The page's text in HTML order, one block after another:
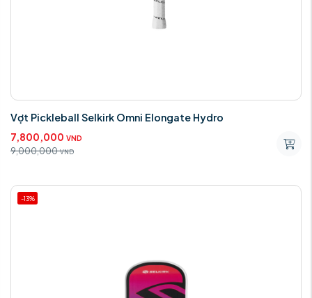
Vợt Pickleball Selkirk Omni Elongate Hydro
7,800,000 VND
9,000,000 VND
-13%